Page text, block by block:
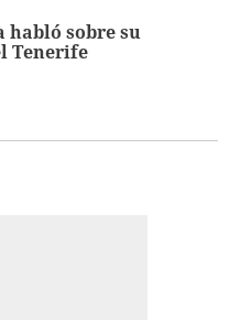
habló sobre su
Tenerife